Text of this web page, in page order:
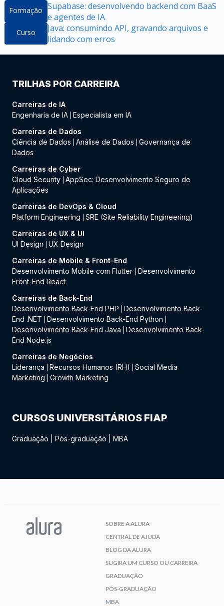
Formação Supabase: desenvolvendo backend com BaaS
e agentes de IA
Curso
Java: consumindo API, gravando arquivos e
lidando com erros
TRILHAS POR CARREIRA
Carreiras de IA
Engenharia de IA Especialista em IA
Carreiras de Dados
Ciência de Dados
Análise de Dados
Governança de
Dados
Carreiras de Cyber
Cloud Security AppSec: Desenvolvimento Seguro de
Aplicações
Carreiras de DevOps & Cloud
Platform Engineering
SRE (Site Reliability Engineering)
Carreiras de UX & UI
UI Design
UX Design
Carreiras de Mobile & Front-End
Desenvolvimento Mobile com Flutter
Desenvolvimento
Front-End React
Carreiras de Back-End
Desenvolvimento Back-End PHP
Desenvolvimento Back-
End .NET
Desenvolvimento Back-End Python
Desenvolvimento Back-End Java
Desenvolvimento Back-
End Node.js
Carreiras de Negócios
Liderança
Recursos Humanos (RH)
Social Media
Marketing
Growth Marketing
CURSOS UNIVERSITÁRIOS FIAP
Graduação Pós-graduação MBA
SOBRE A ALURA
CENTRAL DE AJUDA
BLOG DA ALURA
SUGIRA UM CURSO OU CARREIRA
GRADUAÇÃO
PÓS-GRADUAÇÃO
MBA